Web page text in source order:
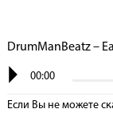
DrumManBeatz –
00:00
Если Вы не можете